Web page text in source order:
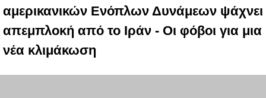
αμερικανικών Ενόπλων Δυνάμεων ψάχνει
απεμπλοκή από το Ιράν - Οι φόβοι για μια
νέα κλιμάκωση